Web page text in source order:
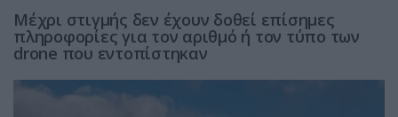
Μέχρι στιγμής δεν έχουν δοθεί επίσημες
πληροφορίες για τον αριθμό ή τον τύπο των
drone που εντοπίστηκαν